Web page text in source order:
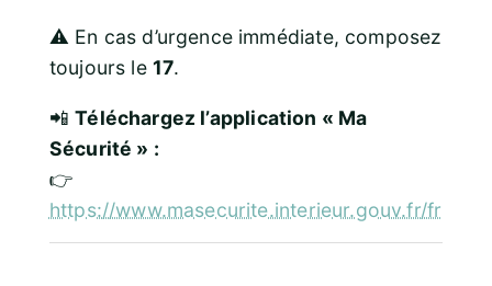
⚠️ En cas d’urgence immédiate, composez
toujours le 17.
📲Téléchargez l’application « Ma
Sécurité » :
👉
https://www.masecurite.interieur.gouv.fr/fr